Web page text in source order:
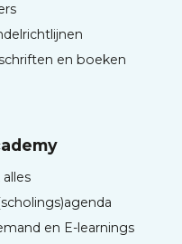
en boeken
alles
en E-learnings